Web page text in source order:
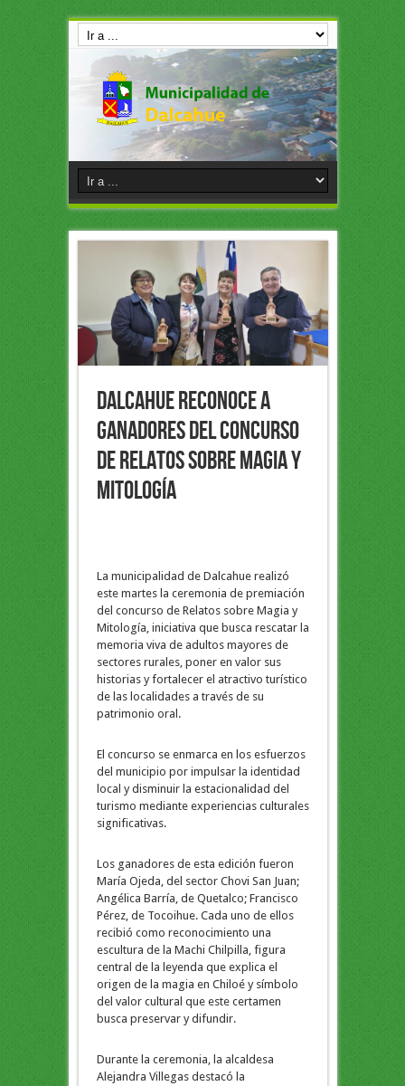
Dalcahue reconoce a
ganadores del concurso
de Relatos sobre Magia y
Mitología
La municipalidad de Dalcahue realizó
este martes la ceremonia de premiación
del concurso de Relatos sobre Magia y
Mitología, iniciativa que busca rescatar la
memoria viva de adultos mayores de
sectores rurales, poner en valor sus
historias y fortalecer el atractivo turístico
de las localidades a través de su
patrimonio oral.
El concurso se enmarca en los esfuerzos
del municipio por impulsar la identidad
local y disminuir la estacionalidad del
turismo mediante experiencias culturales
significativas.
Los ganadores de esta edición fueron
María Ojeda, del sector Chovi San Juan;
Angélica Barría, de Quetalco; Francisco
Pérez, de Tocoihue. Cada uno de ellos
recibió como reconocimiento una
escultura de la Machi Chilpilla, figura
central de la leyenda que explica el
origen de la magia en Chiloé y símbolo
del valor cultural que este certamen
busca preservar y difundir.
Durante la ceremonia, la alcaldesa
Alejandra Villegas destacó la